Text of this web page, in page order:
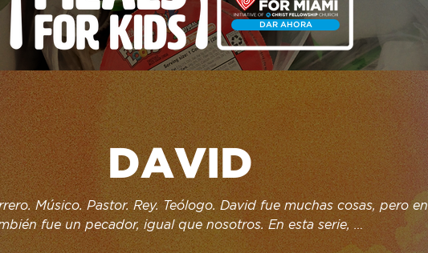
DAR AHORA
DAVID
Músico. Pastor. Rey. Teólogo. David fue muchas cosas, pero en
fue un pecador, igual que nosotros. En esta serie,
su vida y descubriremos por qué es uno de los hombres más